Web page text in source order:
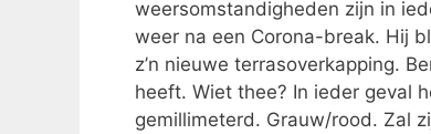
weersomstandigheden zijn in
weer na een Corona-break. Hij
z’n nieuwe terrasoverkapping.
heeft. Wiet thee? In ieder geval
gemillimeterd. Grauw/rood. Zal